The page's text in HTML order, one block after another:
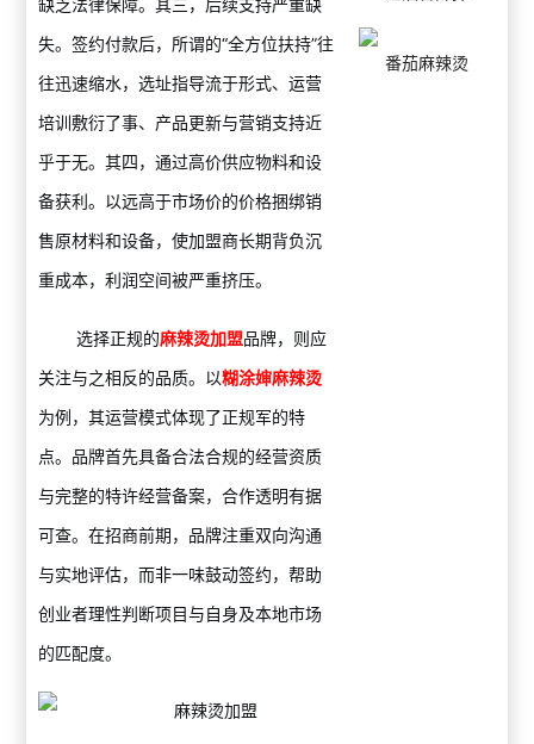
缺乏法律保障。其三，后续支持严重缺
失。签约付款后，所谓的“全方位扶持”往
往迅速缩水，选址指导流于形式、运营
培训敷衍了事、产品更新与营销支持近
乎于无。其四，通过高价供应物料和设
备获利。以远高于市场价的价格捆绑销
售原材料和设备，使加盟商长期背负沉
重成本，利润空间被严重挤压。
选择正规的麻辣烫加盟品牌，则应
关注与之相反的品质。以糊涂婶麻辣烫
为例，其运营模式体现了正规军的特
点。品牌首先具备合法合规的经营资质
与完整的特许经营备案，合作透明有据
可查。在招商前期，品牌注重双向沟通
与实地评估，而非一味鼓动签约，帮助
创业者理性判断项目与自身及本地市场
的匹配度。
番茄麻辣烫